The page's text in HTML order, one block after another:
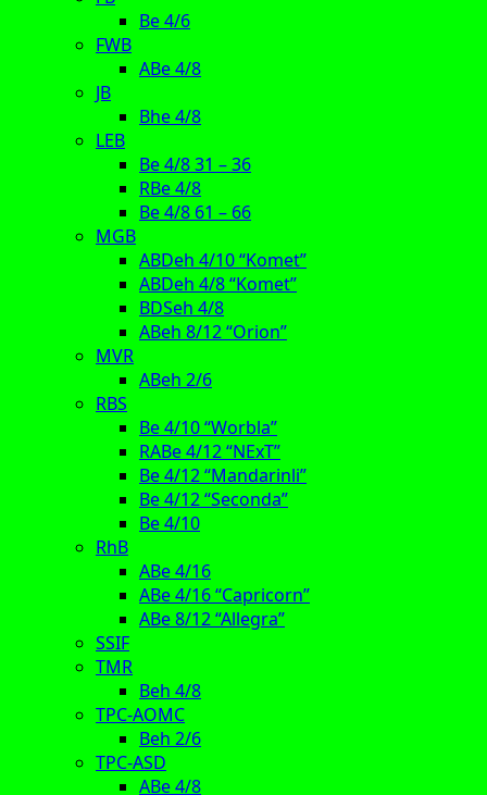
Be 4/6
FWB
ABe 4/8
JB
Bhe 4/8
LEB
Be 4/8 31 – 36
RBe 4/8
Be 4/8 61 – 66
MGB
ABDeh 4/10 “Komet”
ABDeh 4/8 “Komet”
BDSeh 4/8
ABeh 8/12 “Orion”
MVR
ABeh 2/6
RBS
Be 4/10 “Worbla”
RABe 4/12 “NExT”
Be 4/12 “Mandarinli”
Be 4/12 “Seconda”
Be 4/10
RhB
ABe 4/16
ABe 4/16 “Capricorn”
ABe 8/12 “Allegra”
SSIF
TMR
Beh 4/8
TPC-AOMC
Beh 2/6
TPC-ASD
ABe 4/8